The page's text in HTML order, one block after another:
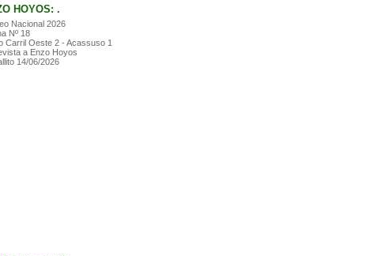
HOYOS: .
Nacional 2026
Nº 18
Carril Oeste 2 - Acassuso 1
a Enzo Hoyos
14/06/2026